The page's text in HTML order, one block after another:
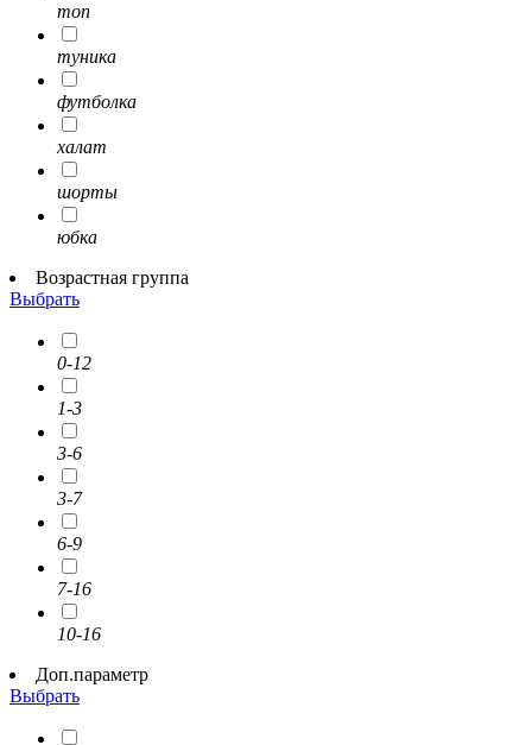
топ
туника
футболка
халат
шорты
юбка
Возрастная группа
Выбрать
0-12
1-3
3-6
3-7
6-9
7-16
10-16
Доп.параметр
Выбрать